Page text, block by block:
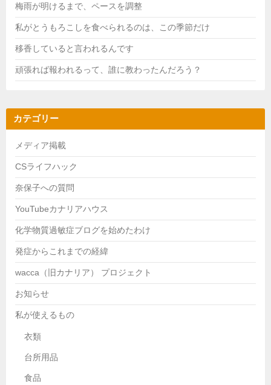
梅雨が明けるまで、ペースを調整
私がとうもろこしを食べられるのは、この季節だけ
移香していると言われるんです
頑張れば報われるって、誰に教わったんだろう？
カテゴリー
メディア掲載
CSライフハック
奈保子への質問
YouTubeカナリアハウス
化学物質過敏症ブログを始めたわけ
発症からこれまでの経緯
wacca（旧カナリア） プロジェクト
お知らせ
私が使えるもの
衣類
台所用品
食品